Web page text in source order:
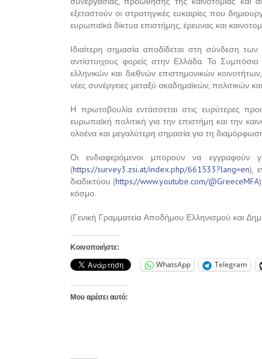
εξεταστούν οι στρατηγικές ευκαιρίες που
ευρωπαϊκά δίκτυα επιστήμης, έρευνας και
Ιδιαίτερη σημασία αποδίδεται στη σύνδεση
αντίστοιχους φορείς στην Ελλάδα. Το
ελληνικών και διεθνών επιστημονικών
νέες συνέργειες μεταξύ ακαδημαϊκών, πολιτικών
Η πρωτοβουλία εντάσσεται στις ευρύτερες
ευρωπαϊκή πολιτική για την επιστήμη και την
ολοένα και μεγαλύτερη σημασία για τη
Οι ενδιαφερόμενοι μπορούν να εγγραφούν
(https://survey3.zsi.at/index.php/661533?lang=en),
διαδικτύου (https://www.youtube.com/@GreeceMFA
κόσμο.
(Γενική Γραμματεία Αποδήμου Ελληνισμού και
Κοινοποιήστε:
WhatsApp Telegram
Μου αρέσει αυτό: